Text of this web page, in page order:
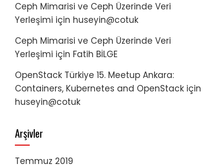
Ceph Mimarisi ve Ceph Üzerinde Veri
Yerleşimi için huseyin@cotuk
Ceph Mimarisi ve Ceph Üzerinde Veri
Yerleşimi için Fatih BİLGE
OpenStack Türkiye 15. Meetup Ankara:
Containers, Kubernetes and OpenStack için
huseyin@cotuk
Arşivler
Temmuz 2019